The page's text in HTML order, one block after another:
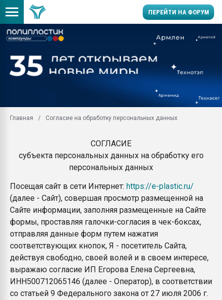
ПЕРЕЙТИ НА ФОРУМ
производство SPC
заводу пластмасс"
Помощь в подборе
Подмосковье, Москва
28.07.2026
пластмасс
28.07.2026
ситуацией на
Всё, что касается
бутылок
ПЕРЕЙТИ НА
Главная Согласие на обработку персональных данных
СОГЛАСИЕ
субъекта персональных данных на обработку его
персональных данных
Посещая сайт в сети Интернет: https://e-plastic.ru/
(далее - Сайт), совершая просмотр размещенной на
Сайте информации, заполняя размещенные на Сайте
формы, проставляя галочки-согласия в чек-боксах,
отправляя данные форм путем нажатия
соответствующих кнопок, Я - посетитель Сайта,
действуя свободно, своей волей и в своем интересе,
выражаю согласие ИП Егорова Елена Сергеевна,
ИНН500712065146 (далее - Оператор), в соответствии
со статьей 9 Федерального закона от 27 июля 2006 г.